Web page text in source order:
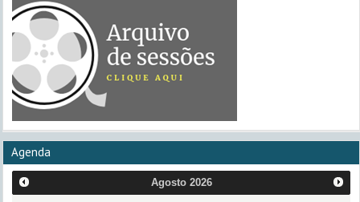
Agenda
Agosto 2026